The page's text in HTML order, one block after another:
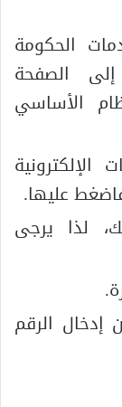
الحكومة
إلى الصفحة
الأساسي
عليها.
لذا يرجى
إدخال الرقم